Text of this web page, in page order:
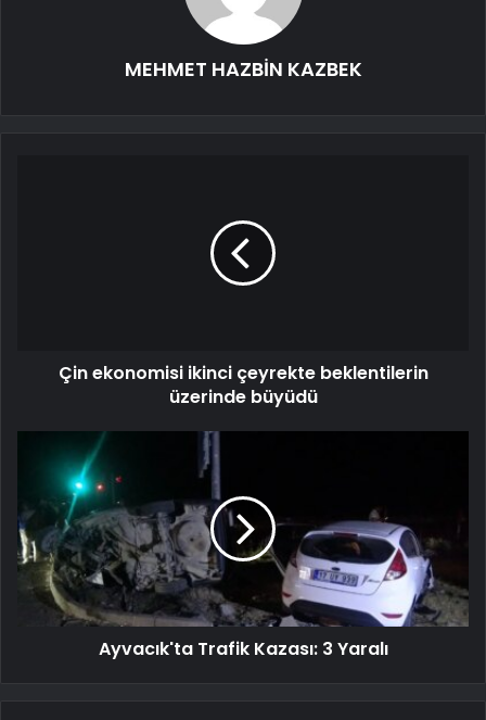
MEHMET HAZBİN KAZBEK
Çin ekonomisi ikinci çeyrekte beklentilerin
üzerinde büyüdü
Ayvacık'ta Trafik Kazası: 3 Yaralı